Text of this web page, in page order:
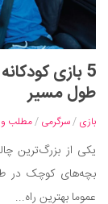
5 بازی
طول مسیر
بازی /سرگرمی /مطلب
یکی از بزرگ‌ترین
بچه‌های کوچک در
عموما بهترین راه...